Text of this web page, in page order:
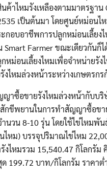
ค้าไหมรังเหลืองตามมาตรฐา
เป็นต้นมา โดยศูนย์หม่อน
ะกอบอาชีพการปลูกหม่อนเลี้ย
Farmer ขณะเดียวกัน
หม่อนเลี้ยงไหมเพื่อจำหน่าย
ไหมล่วงหน้าระหว่างเกษตรก
าซื้อขายรังไหมล่วงหน้ากับบ
กขีพยานในการทำสัญญาซื้อข
นวน 8-10 รุ่น โดยใช้ไข่ไหม
ไหม) บรรจุปริมาณไข่ไหม
ไหมรวม 15,540.47 กิโลกรั
ด 199.72 บาท/กิโลกรัม ราค